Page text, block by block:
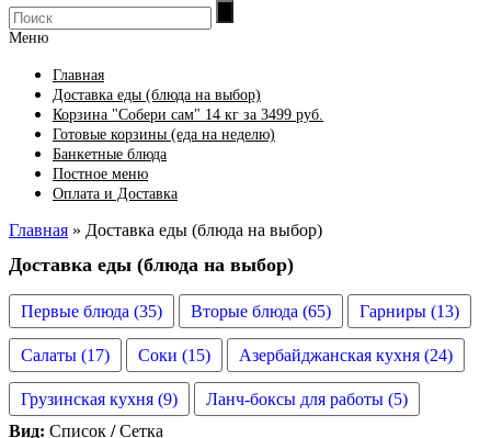
Меню
Главная
Доставка еды (блюда на выбор)
Корзина "Собери сам" 14 кг за 3499 руб.
Готовые корзины (еда на неделю)
Банкетные блюда
Постное меню
Оплата и Доставка
Главная » Доставка еды (блюда на выбор)
Доставка еды (блюда на выбор)
Первые блюда (35) Вторые блюда (65) Гарниры (13)
Салаты (17) Соки (15) Азербайджанская кухня (24)
Грузинская кухня (9)
Ланч-боксы для работы (5)
Вид: Список / Сетка